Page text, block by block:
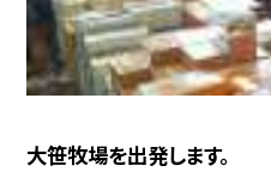
大笹牧場を出発します。